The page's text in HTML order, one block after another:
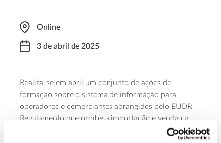
Online
3 de abril de 2025
Realiza-se em abril um conjunto de ações de
formação sobre o sistema de informação para
operadores e comerciantes abrangidos pelo EUDR –
Regulamento que proíbe a importação e venda na
União Europeia de produtos associados a práticas